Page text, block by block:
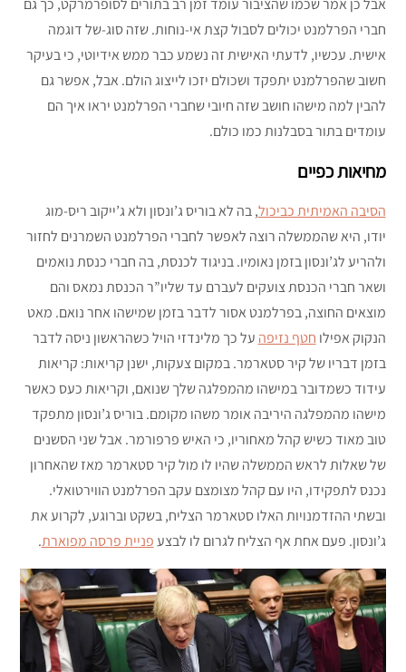
אבל כן אמר שכמו שהציבור עומד זמן רב בתורים לסופרמרקט, כך גם
חברי הפרלמנט יכולים לסבול קצת אי-נוחות. שזה סוג-של דוגמה
אישית. עכשיו, לדעתי האישית זה נשמע כבר ממש אידיוטי, כי בעיקר
חשוב שהפרלמנט יתפקד ושכולם יזכו לייצוג הולם. אבל, אפשר גם
להבין למה מישהו חושב שזה חיובי שחברי הפרלמנט יראו איך הם
עומדים בתור בסבלנות כמו כולם.
מחיאות כפיים
הסיבה האמיתית כביכול, בה לא בוריס ג’ונסון ולא ג’ייקוב ריס-מוג
יודו, היא שהממשלה רוצה לאפשר לחברי הפרלמנט השמרנים לחזור
ולהריע לג’ונסון בזמן נאומיו. בניגוד לכנסת, בה חברי כנסת נואמים
ושאר חברי הכנסת צועקים לעברם עד שליו”ר הכנסת נמאס והם
מוצאים החוצה, בפרלמנט אסור לדבר בזמן שמישהו אחר נואם. מאט
הנקוק אפילו חטף נזיפה על כך מלינדזי הויל כשהראשון ניסה לדבר
בזמן דבריו של קיר סטארמר. במקום צעקות, ישנן קריאות: קריאות
עידוד כשמדובר במישהו מהמפלגה שלך שנואם, וקריאות כעס כאשר
מישהו מהמפלגה היריבה אומר משהו מקומם. בוריס ג’ונסון מתפקד
טוב מאוד כשיש קהל מאחוריו, כי האיש פרפורמר. אבל שני הסשנים
של שאלות לראש הממשלה שהיו לו מול קיר סטארמר מאז שהאחרון
נכנס לתפקידו, היו עם קהל מצומצם עקב הפרלמנט הווירטואלי.
ובשתי ההזדמנויות האלו סטארמר הצליח, בשקט וברוגע, לקרוע את
ג’ונסון. פעם אחת אף הצליח לגרום לו לבצעפניית פרסה מפוארת.